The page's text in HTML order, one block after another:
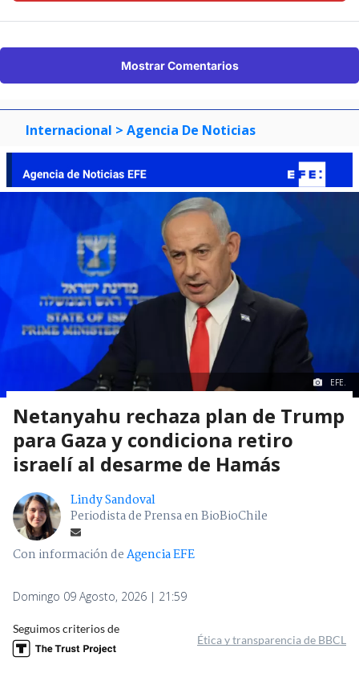
Mostrar Comentarios
Internacional > Agencia De Noticias
EFE.
Netanyahu rechaza plan de Trump
para Gaza y condiciona retiro
israelí al desarme de Hamás
Lindy Sandoval
Periodista de Prensa en BioBioChile
Con información deAgencia EFE
Domingo 09 Agosto, 2026 | 21:59
Seguimos criterios de
Ética y transparencia de BBCL